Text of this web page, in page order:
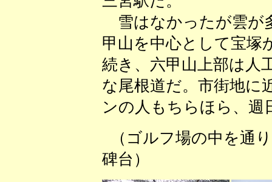
雪はなかったが雲が
甲山を中心として宝塚
続き、六甲山上部は人
な尾根道だ。市街地に
ンの人もちらほら、週
（ゴルフ場の中
碑台） （シュ